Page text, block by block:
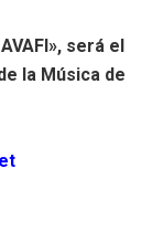
será el
la Música de